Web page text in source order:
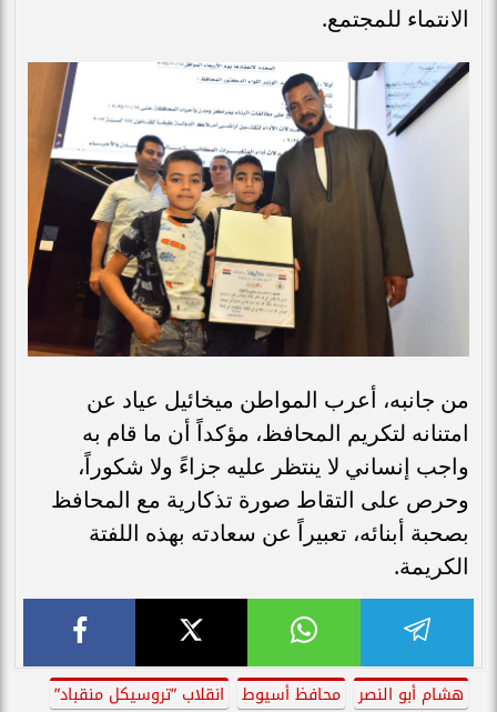
الانتماء للمجتمع.
من جانبه، أعرب المواطن ميخائيل عياد عن
امتنانه لتكريم المحافظ، مؤكداً أن ما قام به
واجب إنساني لا ينتظر عليه جزاءً ولا شكوراً،
وحرص على التقاط صورة تذكارية مع المحافظ
بصحبة أبنائه، تعبيراً عن سعادته بهذه اللفتة
الكريمة.
هشام أبو النصر محافظ أسيوط
انقلاب ”تروسيكل منقباد”